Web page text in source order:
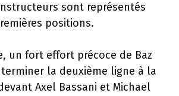
sont représentés
positions.
un fort effort précoce de Baz
la deuxième ligne à la
Axel Bassani et Michael